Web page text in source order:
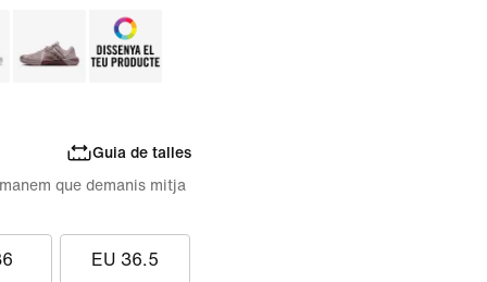
Guia de talles
EU 36.5
que demanis mitja